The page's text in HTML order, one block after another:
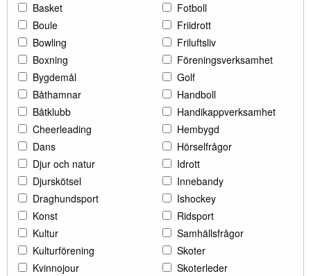
Basket
Boule
Bowling
Boxning
Bygdemål
Båthamnar
Båtklubb
Cheerleading
Dans
Djur och natur
Djurskötsel
Draghundsport
Fotboll
Friidrott
Friluftsliv
Föreningsverksamhet
Golf
Handboll
Handikappverksamhet
Hembygd
Hörselfrågor
Idrott
Innebandy
Ishockey
Konst
Kultur
Kulturförening
Kvinnojour
Ridsport
Samhällsfrågor
Skoter
Skoterleder